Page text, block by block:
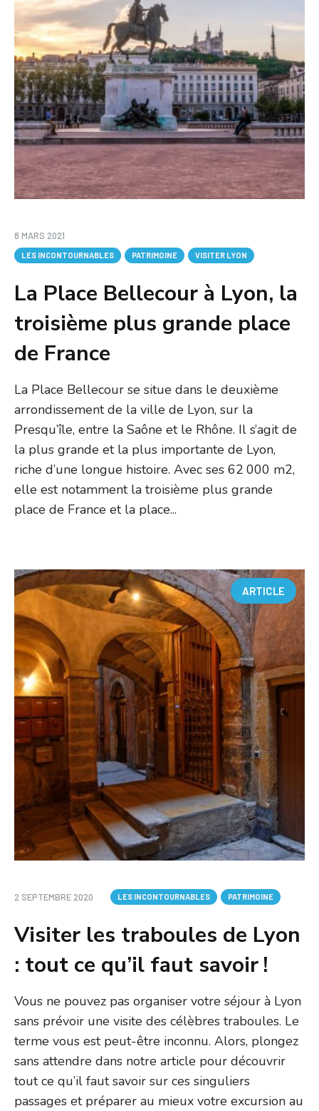
8 MARS 2021
LES INCONTOURNABLES PATRIMOINE VISITER LYON
La Place Bellecour à Lyon, la
troisième plus grande place
de France
La Place Bellecour se situe dans le deuxième
arrondissement de la ville de Lyon, sur la
Presqu’île, entre la Saône et le Rhône. Il s’agit de
la plus grande et la plus importante de Lyon,
riche d’une longue histoire. Avec ses 62 000 m2,
elle est notamment la troisième plus grande
place de France et la place...
ARTICLE
2 SEPTEMBRE 2020 LES INCONTOURNABLES PATRIMOINE
Visiter les traboules de Lyon
: tout ce qu’il faut savoir !
Vous ne pouvez pas organiser votre séjour à Lyon
sans prévoir une visite des célèbres traboules. Le
terme vous est peut-être inconnu. Alors, plongez
sans attendre dans notre article pour découvrir
tout ce qu’il faut savoir sur ces singuliers
passages et préparer au mieux votre excursion au